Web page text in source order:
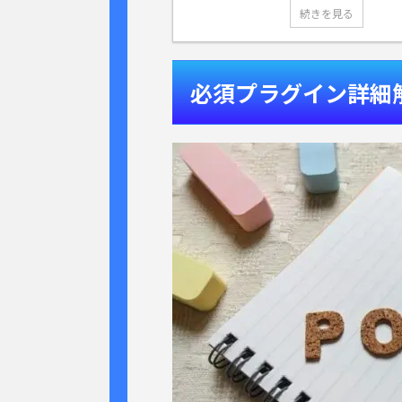
続きを見る
必須プラグイン詳細